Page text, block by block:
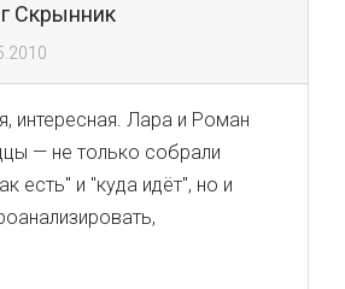
Скрынник
интересная. Лара и Роман
— не только собрали
есть" и "куда идёт", но и